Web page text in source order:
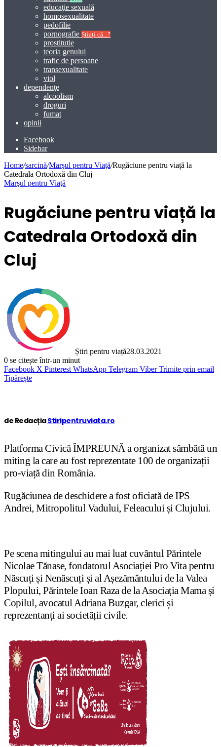
educaţie sexuală
homosexualitate
pedofilie
pornografie Știați că...?
prostitutie
teoria genului
trafic de persoane
transexualitate
viol
dependenţe
alcoolism
droguri
fumat
opinii
Facebook
Sidebar
Home/sarcină/Marşul pentru Viaţă/Rugăciune pentru viață la
Catedrala Ortodoxă din Cluj
Marşul pentru Viaţă
Rugăciune pentru viață la
Catedrala Ortodoxă din
Cluj
Știri pentru viață28.03.2021
0 se citește într-un minut
Facebook X Pinterest WhatsApp Telegram Viber Trimite prin email
Tipărește
de RedacțiaStiripentruviata.ro
Platforma Civică ÎMPREUNĂ a organizat sâmbătă un
miting la care au fost reprezentate 100 de organizații
pro-viață din România.
Rugăciunea de deschidere a fost oficiată de IPS
Andrei, Mitropolitul Vadului, Feleacului și Clujului.
Pe scena mitingului au mai luat cuvântul Părintele
Nicolae Tănase, fondatorul Asociației Pro Vita pentru
Născuți și Nenăscuți și al Așezământului de la Valea
Plopului, Părintele Ioan Raza de la Asociația Mama și
Copilul, avocatul Adriana Buzgar, clerici și
reprezentanți ai societății civile.